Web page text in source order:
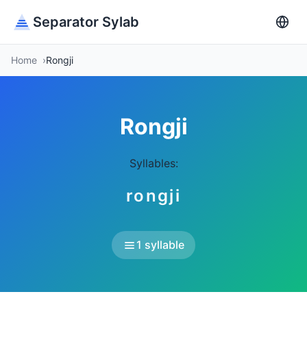
Separator Sylab
Home Rongji
Rongji
Syllables:
rongji
1 syllable